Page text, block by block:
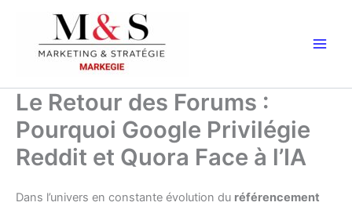
contenu
Le Retour des Forums :
Pourquoi Google Privilégie
Reddit et Quora Face à l’IA
Dans l’univers en constante évolution du référencement